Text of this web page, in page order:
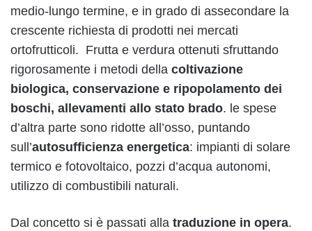
medio-lungo termine, e in grado di assecondare la
crescente richiesta di prodotti nei mercati
ortofrutticoli. Frutta e verdura ottenuti sfruttando
rigorosamente i metodi della coltivazione
biologica, conservazione e ripopolamento dei
boschi, allevamenti allo stato brado. le spese
d’altra parte sono ridotte all’osso, puntando
sull’autosufficienza energetica: impianti di solare
termico e fotovoltaico, pozzi d’acqua autonomi,
utilizzo di combustibili naturali.
Dal concetto si è passati alla traduzione in opera.